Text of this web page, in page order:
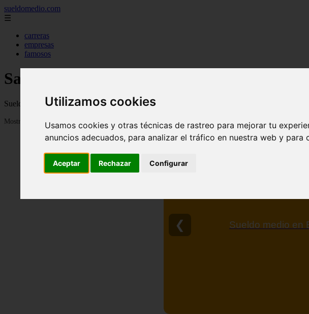
Utilizamos cookies
Usamos cookies y otras técnicas de rastreo para mejorar tu
anuncios adecuados, para analizar el tráfico en nuestra web y
Aceptar Rechazar Configurar
sueldomedio.com
☰
carreras
empresas
famosos
Salarios y Sueldos medios 2023
Sueldos medios por paises, provincias y profesiones en 2023
Mostrando 1 - 24 de 275 artículos
Sueldo medio en
❮